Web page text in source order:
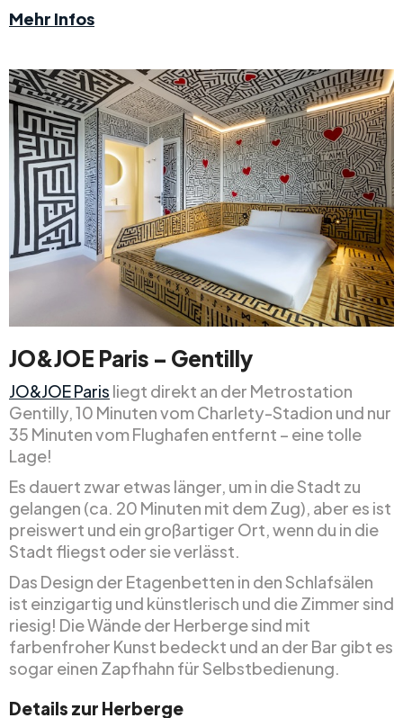
Mehr Infos
JO&JOE Paris – Gentilly
JO&JOE Paris liegt direkt an der Metrostation
Gentilly, 10 Minuten vom Charlety-Stadion und nur
35 Minuten vom Flughafen entfernt – eine tolle
Lage!
Es dauert zwar etwas länger, um in die Stadt zu
gelangen (ca. 20 Minuten mit dem Zug), aber es ist
preiswert und ein großartiger Ort, wenn du in die
Stadt fliegst oder sie verlässt.
Das Design der Etagenbetten in den Schlafsälen
ist einzigartig und künstlerisch und die Zimmer sind
riesig! Die Wände der Herberge sind mit
farbenfroher Kunst bedeckt und an der Bar gibt es
sogar einen Zapfhahn für Selbstbedienung.
Details zur Herberge